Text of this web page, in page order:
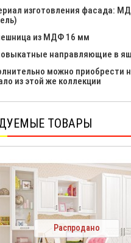
изготовления фасада:
из МДФ 16 мм
направляющие в
можно приобрести
из этой же коллекции
ТОВАРЫ
Распродано